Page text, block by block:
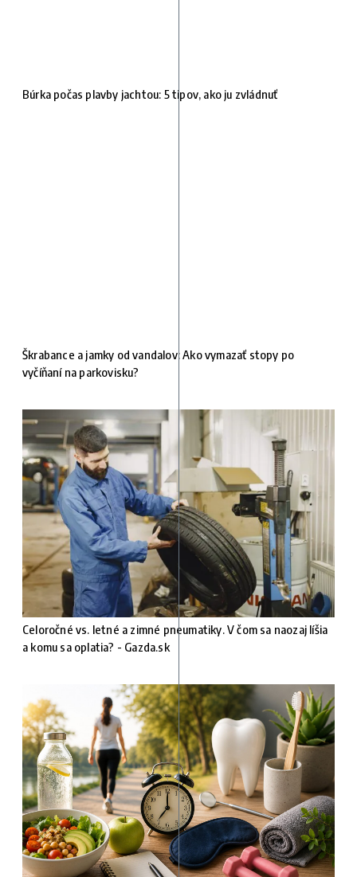
Búrka počas plavby jachtou: 5 tipov, ako ju zvládnuť
Škrabance a jamky od vandalov: Ako vymazať stopy po
vyčíňaní na parkovisku?
Celoročné vs. letné a zimné pneumatiky. V čom sa naozaj líšia
a komu sa oplatia? - Gazda.sk